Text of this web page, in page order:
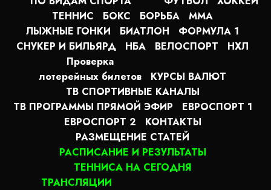
ТЕННИС
БОКС БОРЬБА
MMA
ЛЫЖНЫЕ ГОНКИ
БИАТЛОН
ФОРМУЛА 1
СНУКЕР И БИЛЬЯРД
НБА ВЕЛОСПОРТ
НХЛ
Проверка
лотерейных билетов
КУРСЫ ВАЛЮТ
ТВ СПОРТИВНЫЕ КАНАЛЫ
ТВ ПРОГРАММЫ ПРЯМОЙ ЭФИР
ЕВРОСПОРТ 1
ЕВРОСПОРТ 2
КОНТАКТЫ
РАЗМЕЩЕНИЕ СТАТЕЙ
РАСПИСАНИЕ И РЕЗУЛЬТАТЫ
ТЕННИСА НА СЕГОДНЯ
ТРАНСЛЯЦИИ